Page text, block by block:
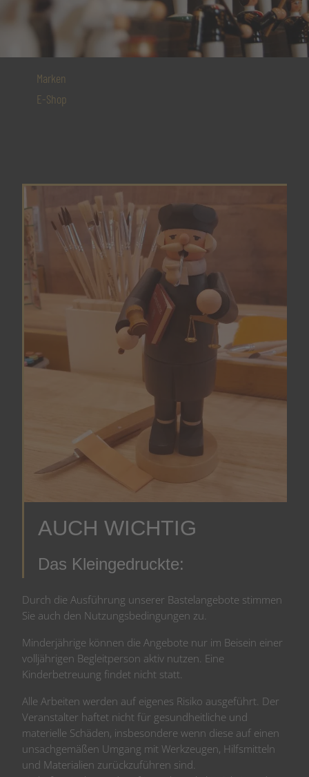
Marken
E-Shop
AUCH WICHTIG
Das Kleingedruckte:
Durch die Ausführung unserer Bastelangebote stimmen
Sie auch den Nutzungsbedingungen zu.
Minderjährige können die Angebote nur im Beisein einer
volljährigen Begleitperson aktiv nutzen. Eine
Kinderbetreuung findet nicht statt.
Alle Arbeiten werden auf eigenes Risiko ausgeführt. Der
Veranstalter haftet nicht für gesundheitliche und
materielle Schäden, insbesondere wenn diese auf einen
unsachgemäßen Umgang mit Werkzeugen, Hilfsmitteln
und Materialien zurückzuführen sind.